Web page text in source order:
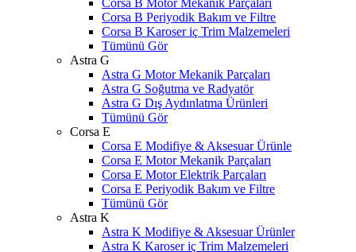
Corsa B Motor Mekanik Parçaları
Corsa B Periyodik Bakım ve Filtre
Corsa B Karoser iç Trim Malzemeleri
Tümünü Gör
Astra G
Astra G Motor Mekanik Parçaları
Astra G Soğutma ve Radyatör
Astra G Dış Aydınlatma Ürünleri
Tümünü Gör
Corsa E
Corsa E Modifiye & Aksesuar Ürünle
Corsa E Motor Mekanik Parçaları
Corsa E Motor Elektrik Parçaları
Corsa E Periyodik Bakım ve Filtre
Tümünü Gör
Astra K
Astra K Modifiye & Aksesuar Ürünler
Astra K Karoser iç Trim Malzemeleri